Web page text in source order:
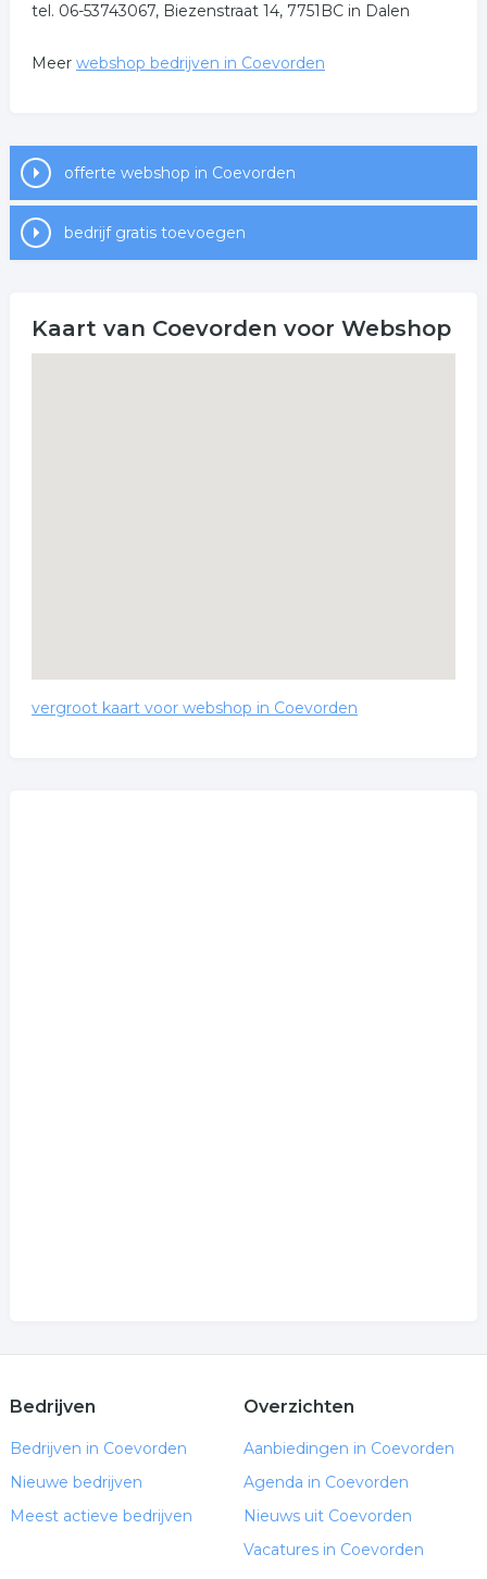
tel. 06-53743067, Biezenstraat 14, 7751BC in Dalen
Meer webshop bedrijven in Coevorden
offerte webshop in Coevorden
bedrijf gratis toevoegen
Kaart van Coevorden voor Webshop
vergroot kaart voor webshop in Coevorden
Bedrijven
Bedrijven in Coevorden
Nieuwe bedrijven
Meest actieve bedrijven
Overzichten
Aanbiedingen in Coevorden
Agenda in Coevorden
Nieuws uit Coevorden
Vacatures in Coevorden